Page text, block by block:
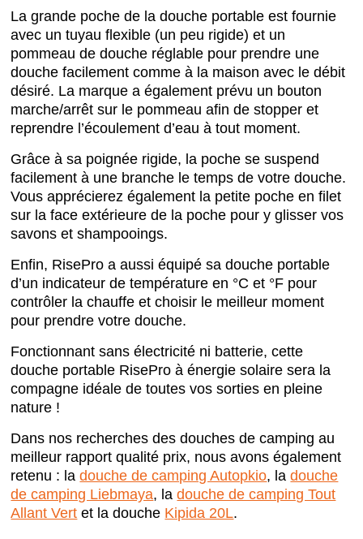
La grande poche de la douche portable est fournie
avec un tuyau flexible (un peu rigide) et un
pommeau de douche réglable pour prendre une
douche facilement comme à la maison avec le débit
désiré. La marque a également prévu un bouton
marche/arrêt sur le pommeau afin de stopper et
reprendre l’écoulement d’eau à tout moment.
Grâce à sa poignée rigide, la poche se suspend
facilement à une branche le temps de votre douche.
Vous apprécierez également la petite poche en filet
sur la face extérieure de la poche pour y glisser vos
savons et shampooings.
Enfin, RisePro a aussi équipé sa douche portable
d’un indicateur de température en °C et °F pour
contrôler la chauffe et choisir le meilleur moment
pour prendre votre douche.
Fonctionnant sans électricité ni batterie, cette
douche portable RisePro à énergie solaire sera la
compagne idéale de toutes vos sorties en pleine
nature !
Dans nos recherches des douches de camping au
meilleur rapport qualité prix, nous avons également
retenu : ladouche de camping Autopkio, ladouche
de camping Liebmaya, ladouche de camping Tout
Allant Vert et la douche Kipida 20L.